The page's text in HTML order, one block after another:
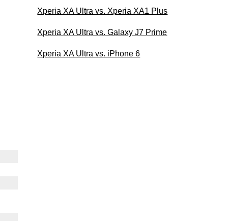
Xperia XA Ultra vs. Xperia XA1 Plus
Xperia XA Ultra vs. Galaxy J7 Prime
Xperia XA Ultra vs. iPhone 6